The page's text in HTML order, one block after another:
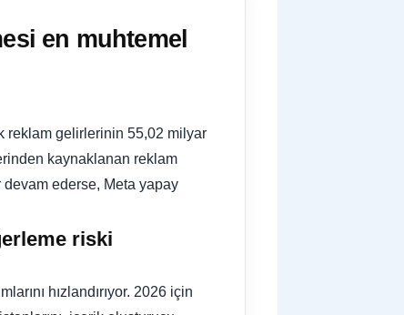
en muhtemel
reklam gelirlerinin 55,02 milyar
kaynaklanan reklam
ederse, Meta yapay
riski
hızlandırıyor. 2026 için